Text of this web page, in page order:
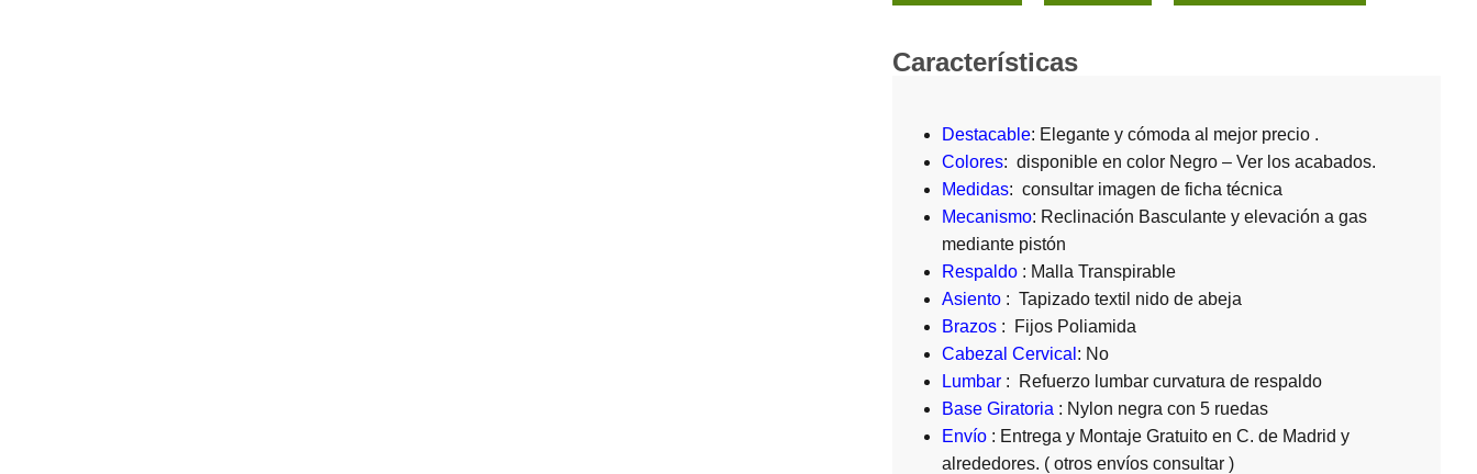
Características
Destacable: Elegante y cómoda al mejor precio .
Colores: disponible en color Negro – Ver los acabados.
Medidas: consultar imagen de ficha técnica
Mecanismo: Reclinación Basculante y elevación a gas
mediante pistón
Respaldo: Malla Transpirable
Asiento: Tapizado textil nido de abeja
Brazos: Fijos Poliamida
Cabezal Cervical : No
Lumbar: Refuerzo lumbar curvatura de respaldo
Base Giratoria : Nylon negra con 5 ruedas
Envío: Entrega y Montaje Gratuito en C. de Madrid y
alrededores. ( otros envíos consultar )